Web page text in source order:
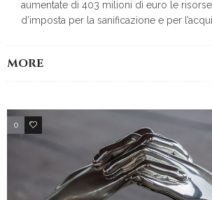
aumentate di 403 milioni di euro le
d’imposta per la sanificazione e per
MORE
0 2